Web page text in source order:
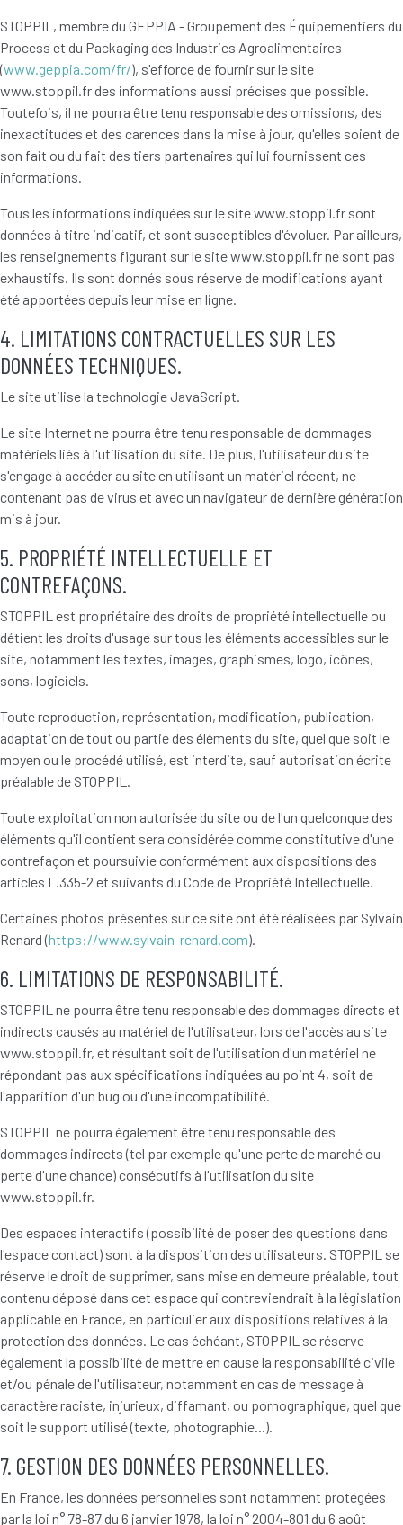
STOPPIL, membre du GEPPIA - Groupement des Équipementiers du
Process et du Packaging des Industries Agroalimentaires
(www.geppia.com/fr/), s'efforce de fournir sur le site
www.stoppil.fr des informations aussi précises que possible.
Toutefois, il ne pourra être tenu responsable des omissions, des
inexactitudes et des carences dans la mise à jour, qu'elles soient de
son fait ou du fait des tiers partenaires qui lui fournissent ces
informations.
Tous les informations indiquées sur le site www.stoppil.fr sont
données à titre indicatif, et sont susceptibles d'évoluer. Par ailleurs,
les renseignements figurant sur le site www.stoppil.fr ne sont pas
exhaustifs. Ils sont donnés sous réserve de modifications ayant
été apportées depuis leur mise en ligne.
4. LIMITATIONS CONTRACTUELLES SUR LES
DONNÉES TECHNIQUES.
Le site utilise la technologie JavaScript.
Le site Internet ne pourra être tenu responsable de dommages
matériels liés à l'utilisation du site. De plus, l'utilisateur du site
s'engage à accéder au site en utilisant un matériel récent, ne
contenant pas de virus et avec un navigateur de dernière génération
mis à jour.
5. PROPRIÉTÉ INTELLECTUELLE ET
CONTREFAÇONS.
STOPPIL est propriétaire des droits de propriété intellectuelle ou
détient les droits d'usage sur tous les éléments accessibles sur le
site, notamment les textes, images, graphismes, logo, icônes,
sons, logiciels.
Toute reproduction, représentation, modification, publication,
adaptation de tout ou partie des éléments du site, quel que soit le
moyen ou le procédé utilisé, est interdite, sauf autorisation écrite
préalable de STOPPIL.
Toute exploitation non autorisée du site ou de l'un quelconque des
éléments qu'il contient sera considérée comme constitutive d'une
contrefaçon et poursuivie conformément aux dispositions des
articles L.335-2 et suivants du Code de Propriété Intellectuelle.
Certaines photos présentes sur ce site ont été réalisées par Sylvain
Renard (https://www.sylvain-renard.com).
6. LIMITATIONS DE RESPONSABILITÉ.
STOPPIL ne pourra être tenu responsable des dommages directs et
indirects causés au matériel de l'utilisateur, lors de l'accès au site
www.stoppil.fr, et résultant soit de l'utilisation d'un matériel ne
répondant pas aux spécifications indiquées au point 4, soit de
l'apparition d'un bug ou d'une incompatibilité.
STOPPIL ne pourra également être tenu responsable des
dommages indirects (tel par exemple qu'une perte de marché ou
perte d'une chance) consécutifs à l'utilisation du site
www.stoppil.fr.
Des espaces interactifs (possibilité de poser des questions dans
l'espace contact) sont à la disposition des utilisateurs. STOPPIL se
réserve le droit de supprimer, sans mise en demeure préalable, tout
contenu déposé dans cet espace qui contreviendrait à la législation
applicable en France, en particulier aux dispositions relatives à la
protection des données. Le cas échéant, STOPPIL se réserve
également la possibilité de mettre en cause la responsabilité civile
et/ou pénale de l'utilisateur, notamment en cas de message à
caractère raciste, injurieux, diffamant, ou pornographique, quel que
soit le support utilisé (texte, photographie...).
7. GESTION DES DONNÉES PERSONNELLES.
En France, les données personnelles sont notamment protégées
par la loi n° 78-87 du 6 janvier 1978, la loi n° 2004-801 du 6 août